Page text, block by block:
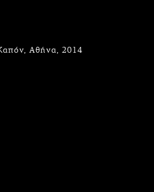
Αθήνα, 2014